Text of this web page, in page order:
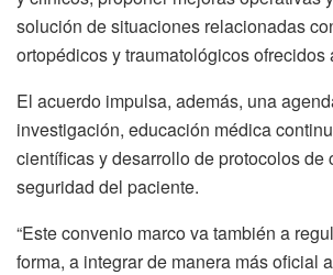
solución de situaciones relacionadas
ortopédicos y traumatológicos ofrecidos
El acuerdo impulsa, además, una
investigación, educación médica
científicas y desarrollo de protocolos de
seguridad del paciente.
“Este convenio marco va también a
forma, a integrar de manera más oficial